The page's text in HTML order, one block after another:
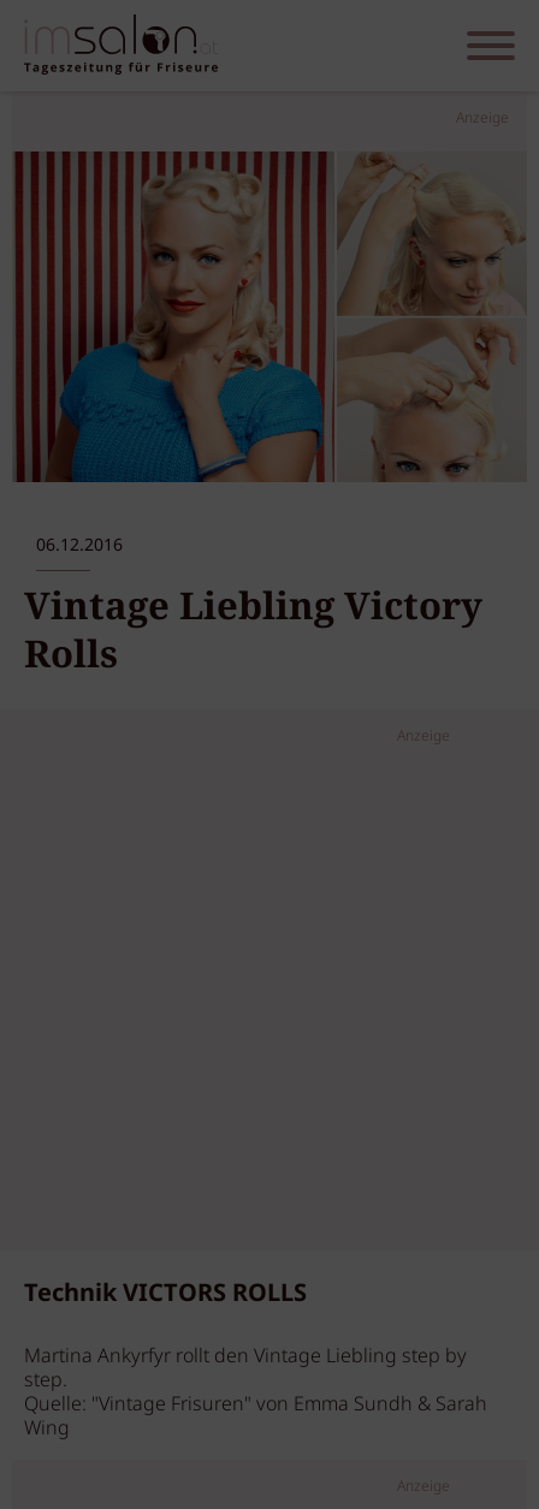
Anzeige
06.12.2016
Vintage Liebling Victory
Rolls
Anzeige
Technik VICTORS ROLLS
Martina Ankyrfyr rollt den Vintage Liebling step by
step.
Quelle: "Vintage Frisuren" von Emma Sundh & Sarah
Wing
Anzeige